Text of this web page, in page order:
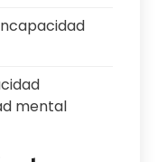
mental